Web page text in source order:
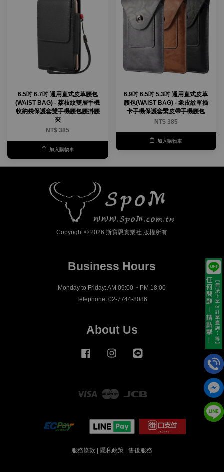
6.5吋 6.7吋 通用直式皮革腰包
(WAIST BAG) - 荔枝紋雙層手機
收納袋保護套雙手機腰包腰掛腰
夾
NT$ 385
加入購物車
6.9吋 6.5吋 5.3吋 通用直式皮革
腰包(WAIST BAG) - 象皮紋單插
卡手機保護套繫皮帶手機腰包
NT$ 385
加入購物車
Copyright © 2026 斯寶恩實業社 版權所有
Business Hours
Monday to Friday: AM 09:00 ~ PM 18:00
Telephone: 02-7744-8086
About Us
Facebook Instagram
Visa Master
服務條款 隱私政策 售後服務